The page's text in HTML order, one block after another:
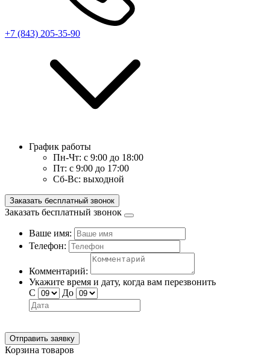
+7 (843) 205-35-90
График работы
Пн-Чт: с 9:00 до 18:00
Пт: с 9:00 до 17:00
Сб-Вс: выходной
Заказать бесплатный звонок
Заказать бесплатный звонок
Ваше имя:
Телефон:
Комментарий:
Укажите время и дату, когда вам перезвонить
С
До
Отправить заявку
Корзина товаров